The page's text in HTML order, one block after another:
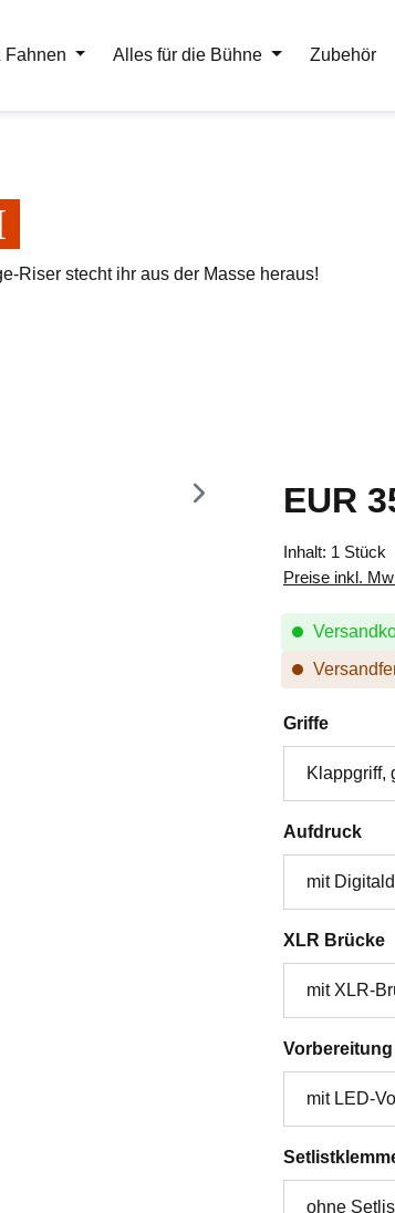
Fahnen Alles für die Bühne Zubehör
Riser stecht ihr aus der Masse heraus!
Regulärer
EUR
Inhalt: 1 Stück
Preise inkl.
Griffe
Aufdruck
XLR Brücke
Vorbereitung